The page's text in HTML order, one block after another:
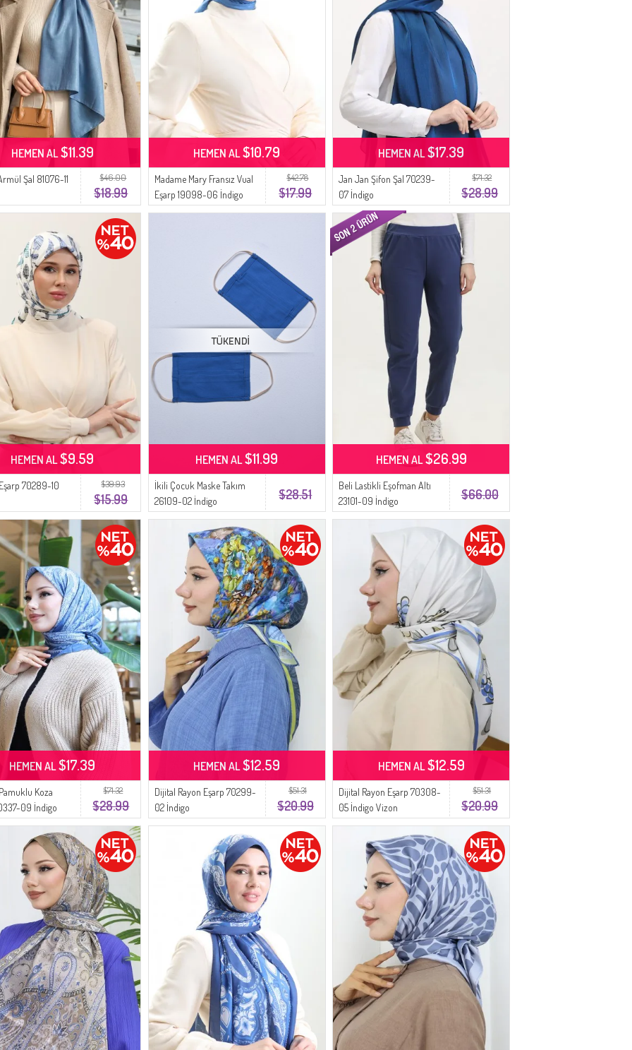
$46.00
$18.99
Şal 81076-11
HEMEN AL$11.39
$42.78
$17.99
Madame Mary Fransız Vual
Eşarp 19098-06 İndigo
HEMEN AL$10.79
$71.32
$28.99
Jan Jan Şifon Şal 70239-
07 İndigo
HEMEN AL$17.39
$39.93
$15.99
70289-10
HEMEN AL$9.59
$28.51
İkili Çocuk Maske Takım
26109-02 İndigo
HEMEN AL$11.99
$66.00
Beli Lastikli Eşofman Altı
23101-09 İndigo
HEMEN AL$26.99
$71.32
$28.99
Koza
09 İndigo
HEMEN AL$17.39
$51.31
$20.99
Dijital Rayon Eşarp 70299-
02 İndigo
HEMEN AL$12.59
$51.31
$20.99
Dijital Rayon Eşarp 70308-
05 İndigo Vizon
HEMEN AL$12.59